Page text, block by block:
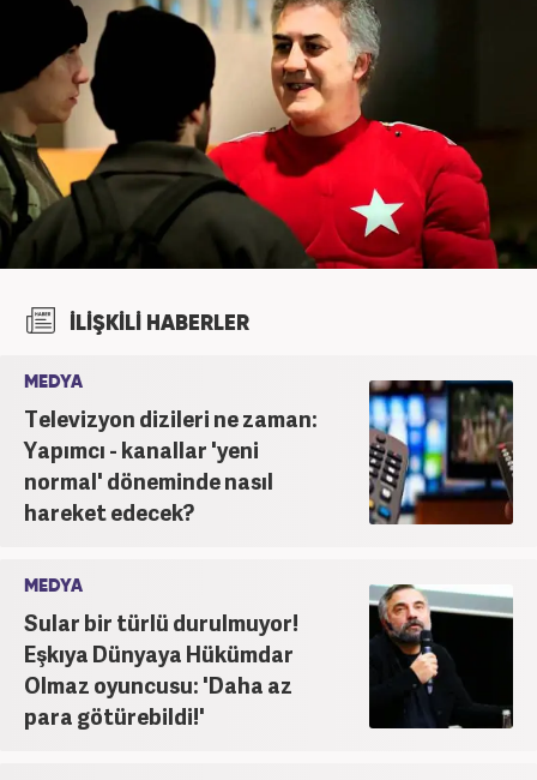
İLİŞKİLİ HABERLER
MEDYA
Televizyon dizileri ne zaman:
Yapımcı - kanallar 'yeni
normal' döneminde nasıl
hareket edecek?
MEDYA
Sular bir türlü durulmuyor!
Eşkıya Dünyaya Hükümdar
Olmaz oyuncusu: 'Daha az
para götürebildi!'